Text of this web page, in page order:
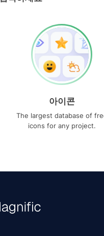
아이콘
The largest database of
icons for any project.